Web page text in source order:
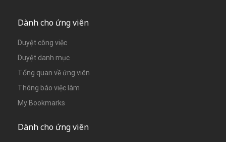
Dành cho ứng viên
Duyệt công việc
Duyệt danh mục
Tổng quan về ứng viên
Thông báo việc làm
My Bookmarks
Dành cho ứng viên